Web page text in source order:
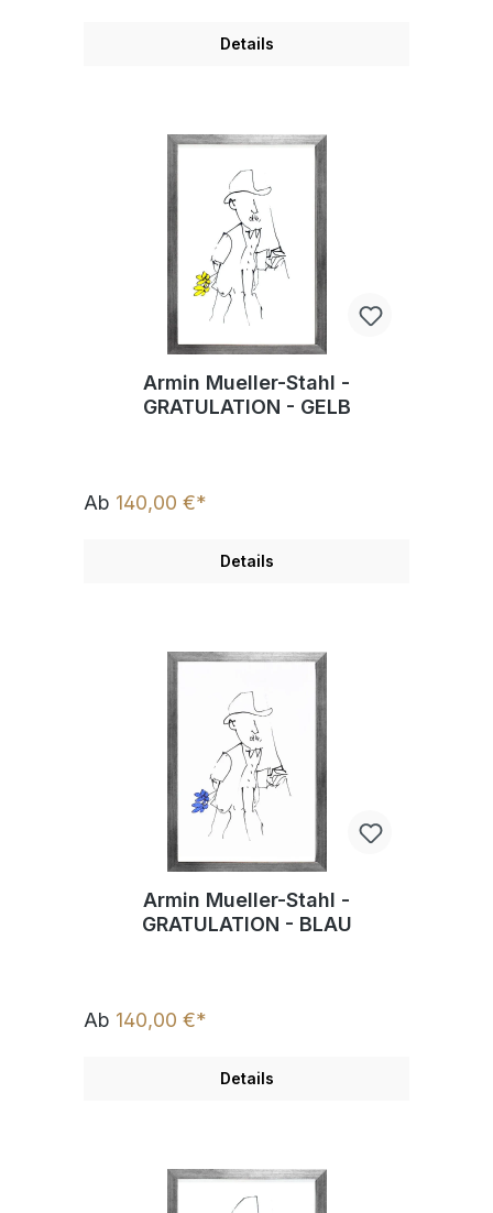
Details
Armin Mueller-Stahl -
GRATULATION - GELB
Ab 140,00 €*
Details
Armin Mueller-Stahl -
GRATULATION - BLAU
Ab 140,00 €*
Details